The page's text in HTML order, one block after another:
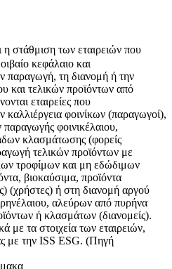
η στάθμιση των εταιρειών που
κεφάλαιο και
παραγωγή, τη διανομή ή την
και τελικών προϊόντων από
εταιρείες που
καλλιέργεια φοινίκων (παραγωγοί),
φοινικέλαιου,
κλασμάτωσης (φορείς
τελικών προϊόντων με
τροφίμων και μη εδώδιμων
βιοκαύσιμα, προϊόντα
(χρήστες) ή στη διανομή αργού
αλεύρων από πυρήνα
ή κλασμάτων (διανομείς).
με τα στοιχεία των εταιρειών,
με την ISS ESG. (Πηγή